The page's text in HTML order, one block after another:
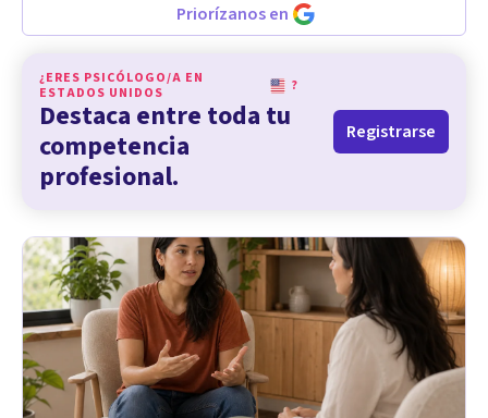
Priorízanos en
¿ERES PSICÓLOGO/A EN
ESTADOS UNIDOS
?
Destaca entre toda tu
competencia
profesional.
Registrarse